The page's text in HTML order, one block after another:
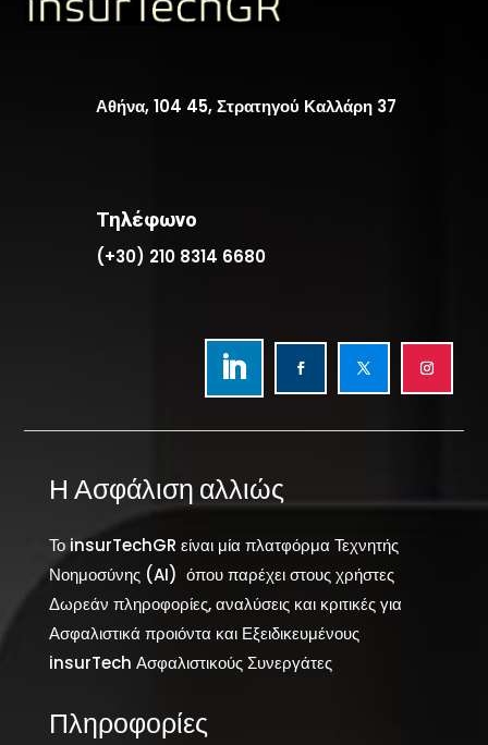
Αθήνα, 104 45, Στρατηγού Καλλάρη 37
Τηλέφωνο
(+30) 210 8314 6680
Η Ασφάλιση αλλιώς
Το insurTechGR είναι μία πλατφόρμα Τεχνητής
Νοημοσύνης (AI) όπου παρέχει στους χρήστες
Δωρεάν πληροφορίες, αναλύσεις και κριτικές για
Ασφαλιστικά προιόντα και Εξειδικευμένους
insurTech Ασφαλιστικούς Συνεργάτες
Πληροφορίες